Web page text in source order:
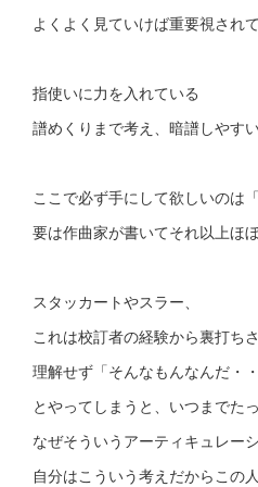
よくよく見ていけば重要視され
指使いに力を入れている
譜めくりまで考え、暗譜しやすい
ここで必ず手にして欲しいのは
要は作曲家が書いてそれ以上ほ
スタッカートやスラー、
これは校訂者の経験から裏打ち
理解せず「そんなもんなんだ・・
とやってしまうと、いつまでた
なぜそういうアーティキュレー
自分はこういう考えだからこの